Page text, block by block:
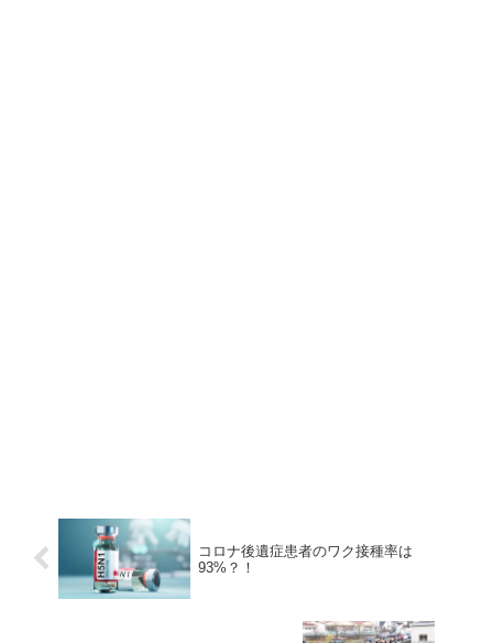
コロナ後遺症患者のワク接種率は
93%？！